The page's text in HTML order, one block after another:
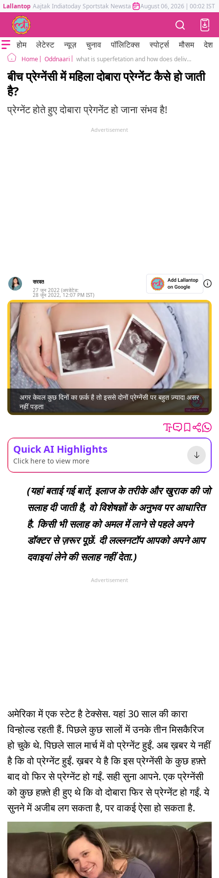
Lallantop Aajtak Indiatoday Sportstak Newstak Mumbai Tak Astrotak
August 06, 2026 | 00:02 IST
होम लेटेस्ट न्यूज़ चुनाव पॉलिटिक्स स्पोर्ट्स मौसम देश
Home Oddnaari what is superfetation and how does delivery happen in this case
बीच प्रेग्नेंसी में महिला दोबारा प्रेग्नेंट कैसे हो जाती
है?
प्रेग्नेंट होते हुए दोबारा प्रेगनेंट हो जाना संभव है!
Advertisement
सरवत
27 जून 2022 (अपडेटेड:
28 जून 2022, 12:07 PM IST)
अगर केवल कुछ दिनों का फ़र्क है तो इससे दोनों प्रेग्नेंसी पर बहुत ज़्यादा असर
नहीं पड़ता
Quick AI Highlights
Click here to view more
(यहां बताई गई बातें, इलाज के तरीके और खुराक की जो
सलाह दी जाती है, वो विशेषज्ञों के अनुभव पर आधारित
है. किसी भी सलाह को अमल में लाने से पहले अपने
डॉक्टर से ज़रूर पूछें. दी लल्लनटॉप आपको अपने आप
दवाइयां लेने की सलाह नहीं देता.)
Advertisement
अमेरिका में एक स्टेट है टेक्सेस. यहां 30 साल की कारा
विन्होल्ड रहती हैं. पिछले कुछ सालों में उनके तीन मिसकैरिज
हो चुके थे. पिछले साल मार्च में वो प्रेग्नेंट हुईं. अब ख़बर ये नहीं
है कि वो प्रेग्नेंट हुईं. ख़बर ये है कि इस प्रेग्नेंसी के कुछ हफ़्ते
बाद वो फिर से प्रेग्नेंट हो गईं. सही सुना आपने. एक प्रेग्नेंसी
को कुछ हफ़्ते ही हुए थे कि वो दोबारा फिर से प्रेग्नेंट हो गईं. ये
सुनने में अजीब लग सकता है, पर वाकई ऐसा हो सकता है.